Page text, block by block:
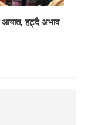
आयात, हट्दै अभाव